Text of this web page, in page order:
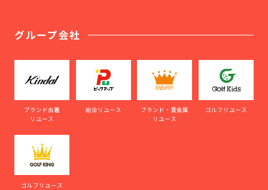
グループ会社
ブランド古着
リユース
総合リユース
ブランド・貴金属
リユース
ゴルフリユース
ゴルフリユース